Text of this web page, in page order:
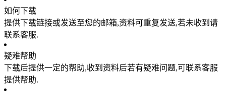
如何下载
提供下载链接或发送至您的邮箱,资料可重复发送,若未收到请
联系客服.
疑难帮助
下载后提供一定的帮助,收到资料后若有疑难问题,可联系客服
提供帮助.